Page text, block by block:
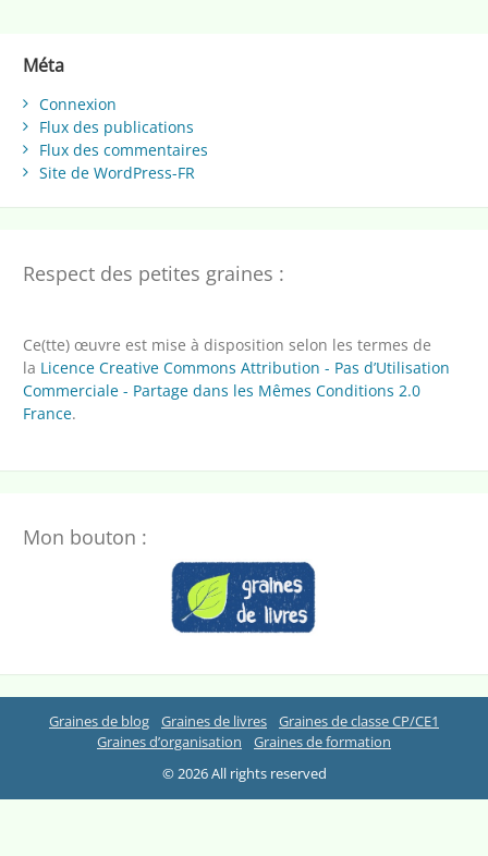
Méta
Connexion
Flux des publications
Flux des commentaires
Site de WordPress-FR
Respect des petites graines :
Ce(tte) œuvre est mise à disposition selon les termes de
la Licence Creative Commons Attribution - Pas d’Utilisation
Commerciale - Partage dans les Mêmes Conditions 2.0
France.
Mon bouton :
Graines de blog Graines de livres
Graines de classe CP/CE1
Graines d’organisation
Graines de formation
© 2026 All rights reserved